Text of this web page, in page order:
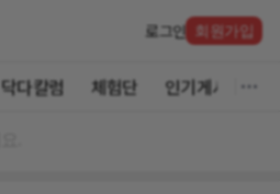
로그인 회원가입
닥다칼럼 체험단 인기게시글